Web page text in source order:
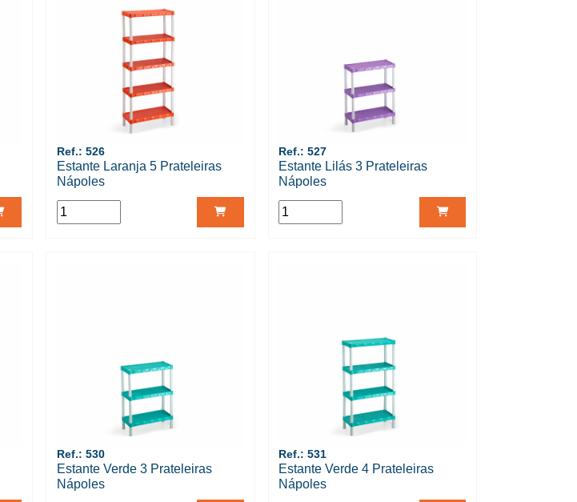
Ref.: 526
Estante Laranja 5 Prateleiras
Nápoles
Ref.: 527
Estante Lilás 3 Prateleiras
Nápoles
Ref.: 530
Estante Verde 3 Prateleiras
Nápoles
Ref.: 531
Estante Verde 4 Prateleiras
Nápoles